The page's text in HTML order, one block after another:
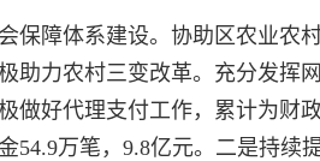
保障体系建设。协助区农业农
助力农村三变改革。充分发挥
做好代理支付工作，累计为财
54.9万笔，9.8亿元。二是持续